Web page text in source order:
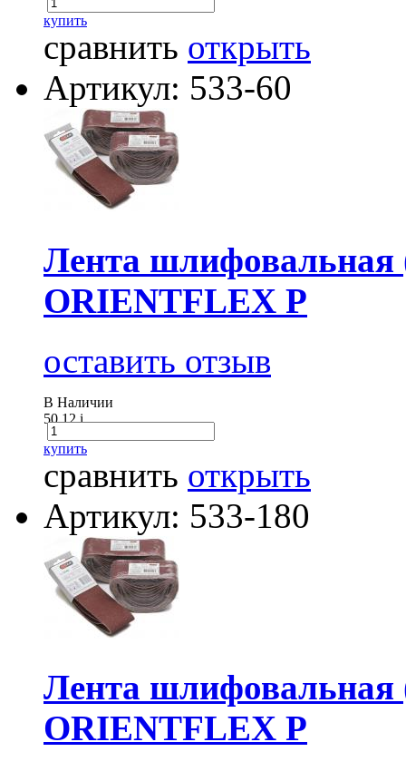
купить
сравнить открыть
Артикул: 533-60
Лента шлифовальная
ORIENTFLEX P
оставить отзыв
В Наличии
50.12i
купить
сравнить открыть
Артикул: 533-180
Лента шлифовальная
ORIENTFLEX P